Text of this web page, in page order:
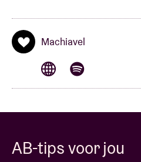
Machiavel
AB-tips voor jou